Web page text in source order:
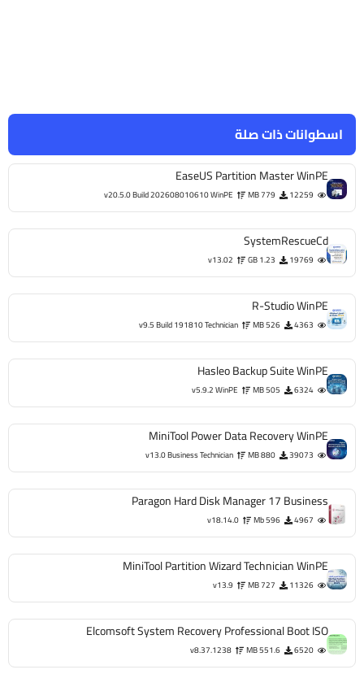
اسطوانات ذات صلة
EaseUS Partition Master WinPE
12259
779 MB
v20.5.0 Build 202608010610 WinPE
SystemRescueCd
19769
1.23 GB
v13.02
R-Studio WinPE
4363
526 MB
v9.5 Build 191810 Technician
Hasleo Backup Suite WinPE
6324
505 MB
v5.9.2 WinPE
MiniTool Power Data Recovery WinPE
39073
880 MB
v13.0 Business Technician
Paragon Hard Disk Manager 17 Business
4967
596 Mb
v18.14.0
MiniTool Partition Wizard Technician WinPE
11326
727 MB
v13.9
Elcomsoft System Recovery Professional Boot ISO
6520
551.6 MB
v8.37.1238